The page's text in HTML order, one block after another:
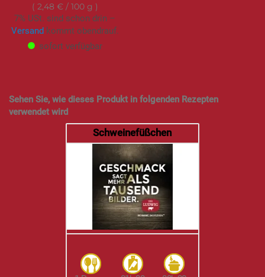
2,48 €/ 100 g
7% USt. sind schon drin –
Versandkommt obendrauf.
sofort verfügbar
Sehen Sie, wie dieses Produkt in folgenden Rezepten
verwendet wird
Schweinefüßchen